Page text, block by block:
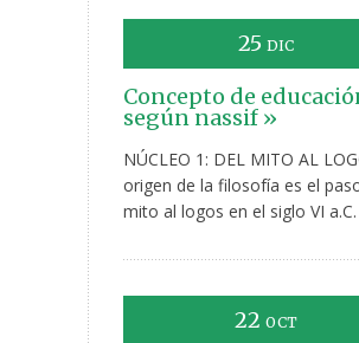
25 DIC
Concepto de
según nassif »
NÚCLEO 1: DEL MITO AL
origen de la filosofía es el
mito al logos en el siglo VI a.C.
22 OCT